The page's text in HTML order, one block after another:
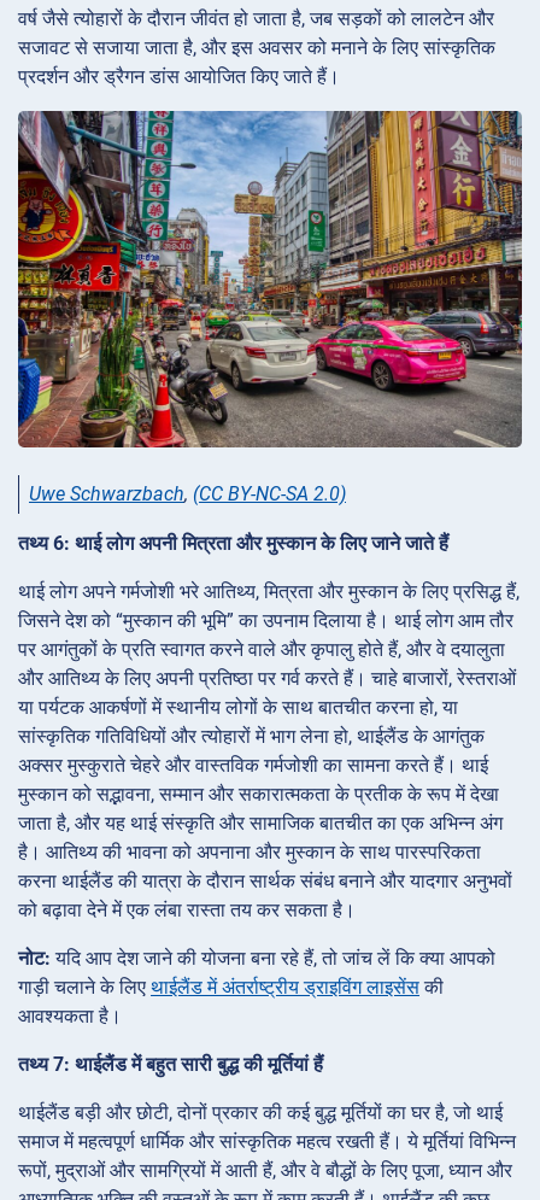
वर्ष जैसे त्योहारों के दौरान जीवंत हो जाता है, जब सड़कों को लालटेन और
सजावट से सजाया जाता है, और इस अवसर को मनाने के लिए सांस्कृतिक
प्रदर्शन और ड्रैगन डांस आयोजित किए जाते हैं।
Uwe Schwarzbach, (CC BY-NC-SA 2.0)
तथ्य 6: थाई लोग अपनी मित्रता और मुस्कान के लिए जाने जाते हैं
थाई लोग अपने गर्मजोशी भरे आतिथ्य, मित्रता और मुस्कान के लिए प्रसिद्ध हैं,
जिसने देश को “मुस्कान की भूमि” का उपनाम दिलाया है। थाई लोग आम तौर
पर आगंतुकों के प्रति स्वागत करने वाले और कृपालु होते हैं, और वे दयालुता
और आतिथ्य के लिए अपनी प्रतिष्ठा पर गर्व करते हैं। चाहे बाजारों, रेस्तराओं
या पर्यटक आकर्षणों में स्थानीय लोगों के साथ बातचीत करना हो, या
सांस्कृतिक गतिविधियों और त्योहारों में भाग लेना हो, थाईलैंड के आगंतुक
अक्सर मुस्कुराते चेहरे और वास्तविक गर्मजोशी का सामना करते हैं। थाई
मुस्कान को सद्भावना, सम्मान और सकारात्मकता के प्रतीक के रूप में देखा
जाता है, और यह थाई संस्कृति और सामाजिक बातचीत का एक अभिन्न अंग
है। आतिथ्य की भावना को अपनाना और मुस्कान के साथ पारस्परिकता
करना थाईलैंड की यात्रा के दौरान सार्थक संबंध बनाने और यादगार अनुभवों
को बढ़ावा देने में एक लंबा रास्ता तय कर सकता है।
नोट: यदि आप देश जाने की योजना बना रहे हैं, तो जांच लें कि क्या आपको
गाड़ी चलाने के लिए थाईलैंड में अंतर्राष्ट्रीय ड्राइविंग लाइसेंसकी
आवश्यकता है।
तथ्य 7: थाईलैंड में बहुत सारी बुद्ध की मूर्तियां हैं
थाईलैंड बड़ी और छोटी, दोनों प्रकार की कई बुद्ध मूर्तियों का घर है, जो थाई
समाज में महत्वपूर्ण धार्मिक और सांस्कृतिक महत्व रखती हैं। ये मूर्तियां विभिन्न
रूपों, मुद्राओं और सामग्रियों में आती हैं, और वे बौद्धों के लिए पूजा, ध्यान और